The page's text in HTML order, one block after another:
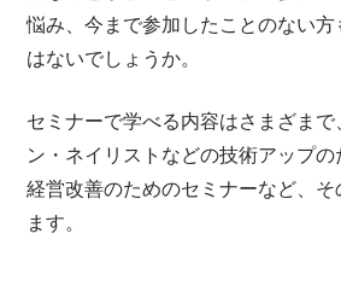
悩み、今まで参加したことのない
はないでしょうか。
セミナーで学べる内容はさまざまで
ン・ネイリストなどの技術アップの
経営改善のためのセミナーなど、そ
ます。